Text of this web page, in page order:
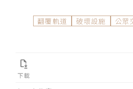
翻覆軌道 破壞設施 公眾
下載
